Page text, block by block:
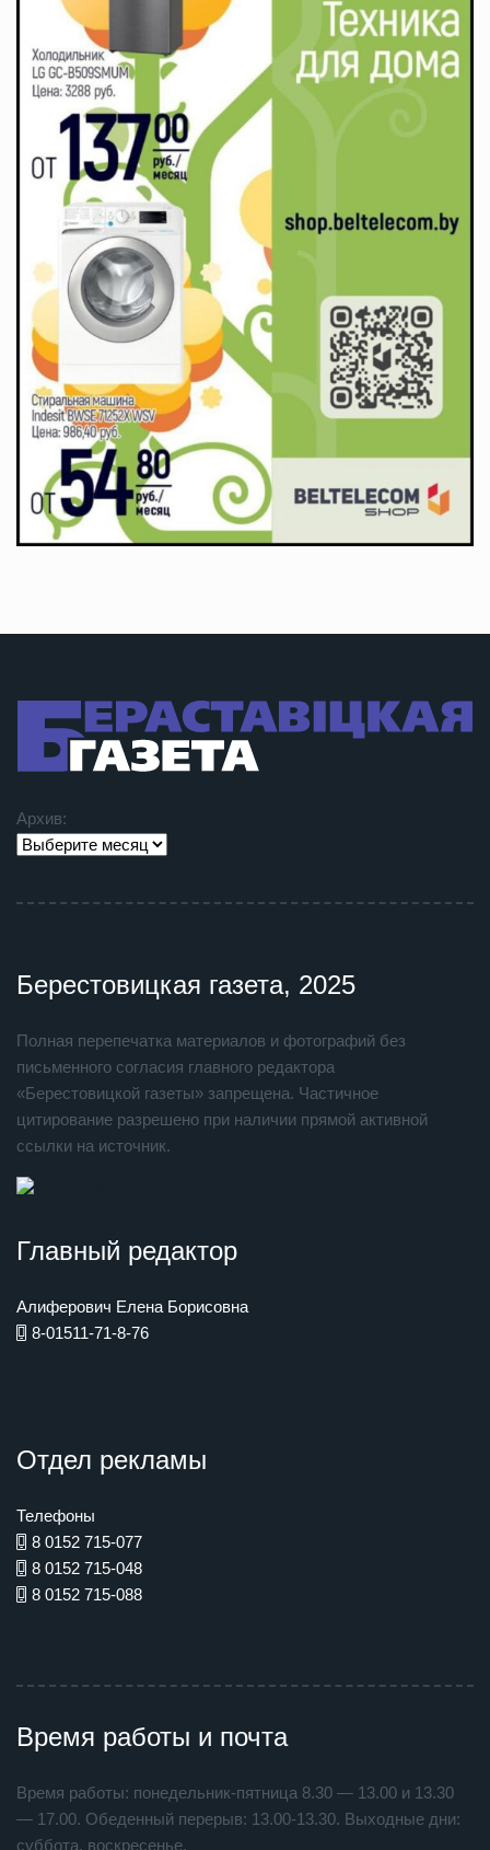
Архив:
Берестовицкая газета, 2025
Полная перепечатка материалов и фотографий без
письменного согласия главного редактора
«Берестовицкой газеты» запрещена. Частичное
цитирование разрешено при наличии прямой активной
ссылки на источник.
Главный редактор
Алиферович Елена Борисовна
8-01511-71-8-76
Отдел рекламы
Телефоны
8 0152 715-077
8 0152 715-048
8 0152 715-088
Время работы и почта
Время работы: понедельник-пятница 8.30 — 13.00 и 13.30
— 17.00. Обеденный перерыв: 13.00-13.30. Выходные дни:
суббота, воскресенье.